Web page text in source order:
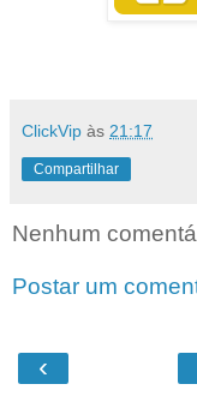
ClickVip às 21:17
Compartilhar
Nenhum
Postar um
‹